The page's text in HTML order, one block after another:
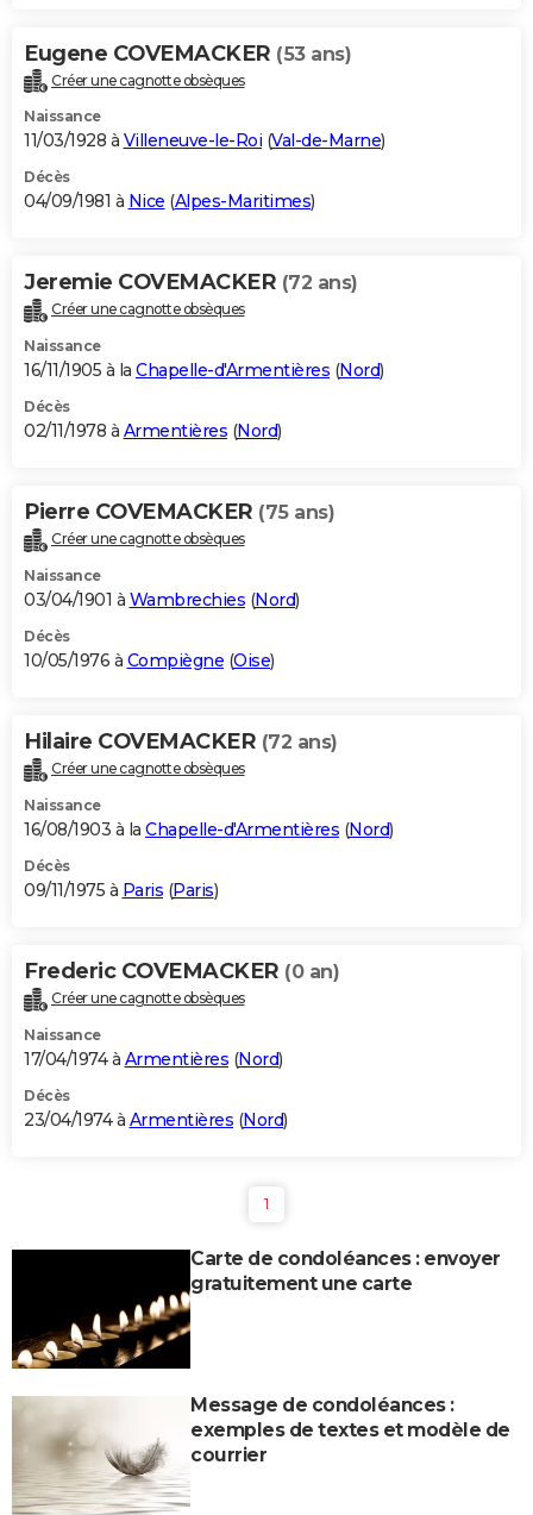
Eugene COVEMACKER (53 ans)
Créer une cagnotte obsèques
Naissance
11/03/1928 à Villeneuve-le-Roi (Val-de-Marne)
Décès
04/09/1981 à Nice (Alpes-Maritimes)
Jeremie COVEMACKER (72 ans)
Créer une cagnotte obsèques
Naissance
16/11/1905 à la Chapelle-d'Armentières (Nord)
Décès
02/11/1978 à Armentières (Nord)
Pierre COVEMACKER (75 ans)
Créer une cagnotte obsèques
Naissance
03/04/1901 à Wambrechies (Nord)
Décès
10/05/1976 à Compiègne (Oise)
Hilaire COVEMACKER (72 ans)
Créer une cagnotte obsèques
Naissance
16/08/1903 à la Chapelle-d'Armentières (Nord)
Décès
09/11/1975 à Paris (Paris)
Frederic COVEMACKER (0 an)
Créer une cagnotte obsèques
Naissance
17/04/1974 à Armentières (Nord)
Décès
23/04/1974 à Armentières (Nord)
1
Carte de condoléances : envoyer
gratuitement une carte
Message de condoléances :
exemples de textes et modèle de
courrier